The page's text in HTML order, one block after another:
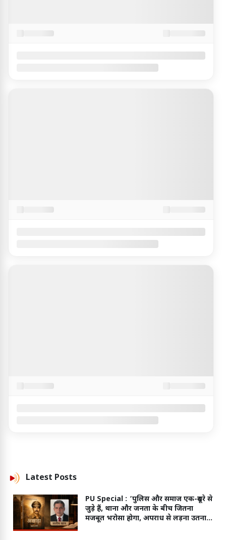
Latest Posts
PU Special : ‘पुलिस और समाज एक-दूसरे से
जुड़े हैं, थाना और जनता के बीच जितना
मजबूत भरोसा होगा, अपराध से लड़ना उतना